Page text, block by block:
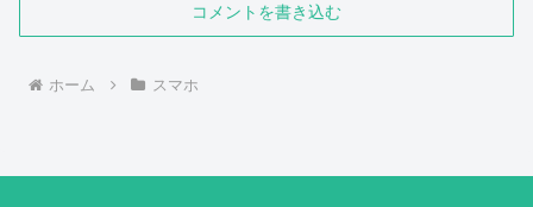
コメントを書き込む
ホーム スマホ